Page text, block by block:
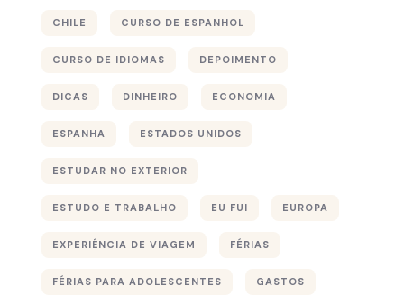
CHILE CURSO DE ESPANHOL
CURSO DE IDIOMAS DEPOIMENTO
DICAS DINHEIRO ECONOMIA
ESPANHA ESTADOS UNIDOS
ESTUDAR NO EXTERIOR
ESTUDO E TRABALHO EU FUI EUROPA
EXPERIÊNCIA DE VIAGEM FÉRIAS
FÉRIAS PARA ADOLESCENTES GASTOS